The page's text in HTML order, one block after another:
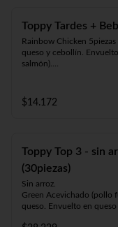
Toppy Tardes +
Rainbow Chicken 5piezas
queso y cebollín.
salmón).
Panko Mushroom
queso y cebollín. Frito en
$14.172
Toppy Top 3 - sin
(30piezas)
Sin arroz.
Green Acevichado (pollo
queso. Envuelto en queso